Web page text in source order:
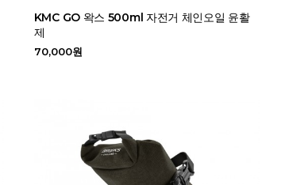
KMC GO 왁스 500ml 자전거 체인오일 윤활
제
70,000원